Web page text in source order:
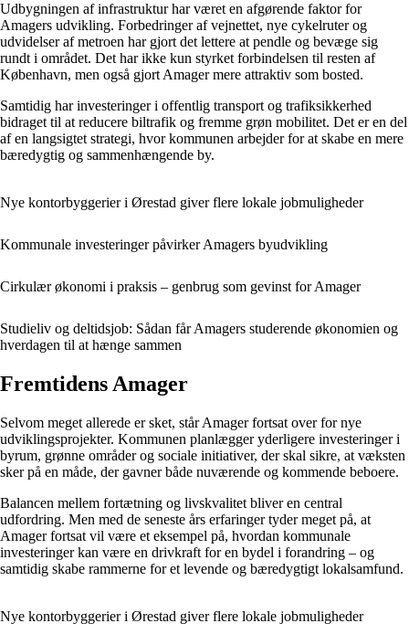
Udbygningen af infrastruktur har været en afgørende faktor for
Amagers udvikling. Forbedringer af vejnettet, nye cykelruter og
udvidelser af metroen har gjort det lettere at pendle og bevæge sig
rundt i området. Det har ikke kun styrket forbindelsen til resten af
København, men også gjort Amager mere attraktiv som bosted.
Samtidig har investeringer i offentlig transport og trafiksikkerhed
bidraget til at reducere biltrafik og fremme grøn mobilitet. Det er en del
af en langsigtet strategi, hvor kommunen arbejder for at skabe en mere
bæredygtig og sammenhængende by.
Nye kontorbyggerier i Ørestad giver flere lokale jobmuligheder
Kommunale investeringer påvirker Amagers byudvikling
Cirkulær økonomi i praksis – genbrug som gevinst for Amager
Studieliv og deltidsjob: Sådan får Amagers studerende økonomien og
hverdagen til at hænge sammen
Fremtidens Amager
Selvom meget allerede er sket, står Amager fortsat over for nye
udviklingsprojekter. Kommunen planlægger yderligere investeringer i
byrum, grønne områder og sociale initiativer, der skal sikre, at væksten
sker på en måde, der gavner både nuværende og kommende beboere.
Balancen mellem fortætning og livskvalitet bliver en central
udfordring. Men med de seneste års erfaringer tyder meget på, at
Amager fortsat vil være et eksempel på, hvordan kommunale
investeringer kan være en drivkraft for en bydel i forandring – og
samtidig skabe rammerne for et levende og bæredygtigt lokalsamfund.
Nye kontorbyggerier i Ørestad giver flere lokale jobmuligheder